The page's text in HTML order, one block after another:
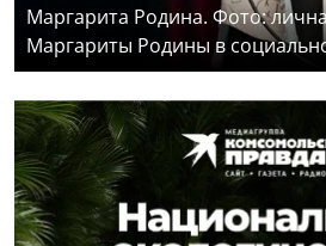
Маргарита Родина. Фото:
Маргариты Родины в